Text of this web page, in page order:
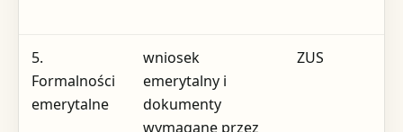
5.
Formalności
emerytalne
wniosek
emerytalny i
dokumenty
wymagane przez
ZUS